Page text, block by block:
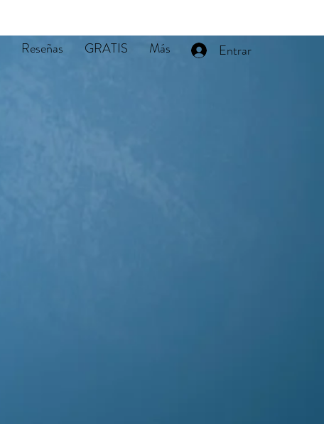
Reseñas GRATIS Más Entrar